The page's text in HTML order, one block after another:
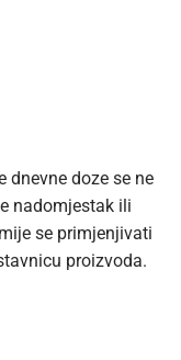
dnevne doze se ne
nadomjestak ili
se primjenjivati
proizvoda.